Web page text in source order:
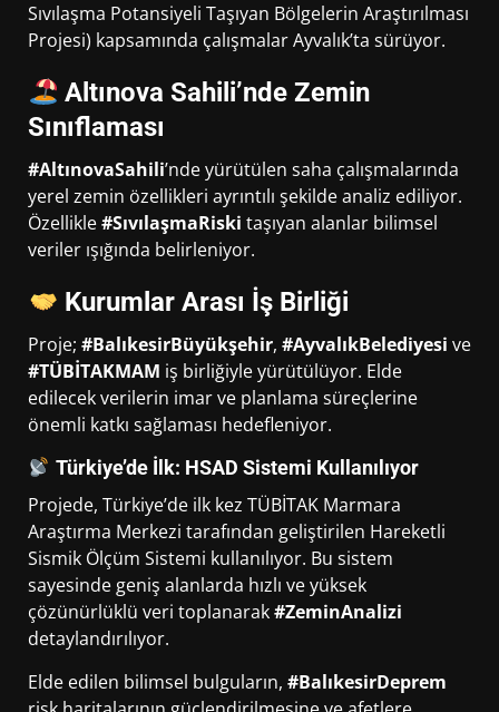
Sıvılaşma Potansiyeli Taşıyan Bölgelerin Araştırılması
Projesi) kapsamında çalışmalar Ayvalık’ta sürüyor.
Altınova Sahili’nde Zemin
Sınıflaması
#AltınovaSahili’nde yürütülen saha çalışmalarında
yerel zemin özellikleri ayrıntılı şekilde analiz ediliyor.
Özellikle#SıvılaşmaRiski taşıyan alanlar bilimsel
veriler ışığında belirleniyor.
Kurumlar Arası İş Birliği
Proje; #BalıkesirBüyükşehir, #AyvalıkBelediyesi ve
#TÜBİTAKMAM iş birliğiyle yürütülüyor. Elde
edilecek verilerin imar ve planlama süreçlerine
önemli katkı sağlaması hedefleniyor.
Türkiye’de İlk: HSAD Sistemi Kullanılıyor
Projede, Türkiye’de ilk kez TÜBİTAK Marmara
Araştırma Merkezi tarafından geliştirilen Hareketli
Sismik Ölçüm Sistemi kullanılıyor. Bu sistem
sayesinde geniş alanlarda hızlı ve yüksek
çözünürlüklü veri toplanarak#ZeminAnalizi
detaylandırılıyor.
Elde edilen bilimsel bulguların, #BalıkesirDeprem